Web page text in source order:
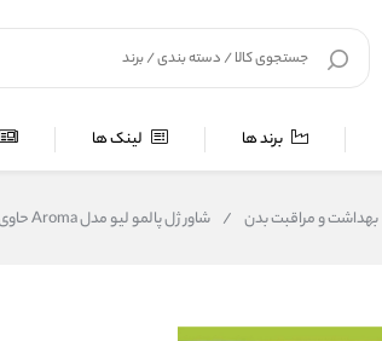
برند ها لینک ها
بهداشت و مراقبت بدن / شاور ژل پالمو لیو مدل Aroma حاوی آلوورا و عصاره نعناع